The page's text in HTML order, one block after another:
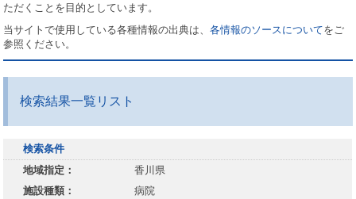
ただくことを目的としています。
当サイトで使用している各種情報の出典は、各情報のソースについてをご
参照ください。
検索結果一覧リスト
検索条件
地域指定：
香川県
施設種類：
病院